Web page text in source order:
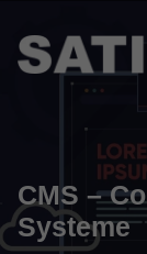
CMS –
Systeme